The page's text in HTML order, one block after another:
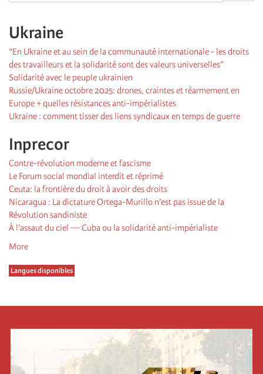
Ukraine
“En Ukraine et au sein de la communauté internationale - les droits
des travailleurs et la solidarité sont des valeurs universelles”
Solidarité avec le peuple ukrainien
Russie/Ukraine octobre 2025: drones, craintes et réarmement en
Europe + quelles résistances anti-impérialistes
Ukraine : comment tisser des liens syndicaux en temps de guerre
Inprecor
Contre-révolution moderne et fascisme
Le Forum social mondial interdit et réprimé
Ceuta: la frontière du droit à avoir des droits
Nicaragua : La dictature Ortega-Murillo n’est pas issue de la
Révolution sandiniste
À l’assaut du ciel — Cuba ou la solidarité anti-impérialiste
More
Langues disponibles